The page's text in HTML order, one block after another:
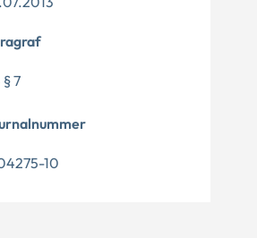
§ 7
10